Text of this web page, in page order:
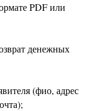
PDF или
денежных
(фио, адрес